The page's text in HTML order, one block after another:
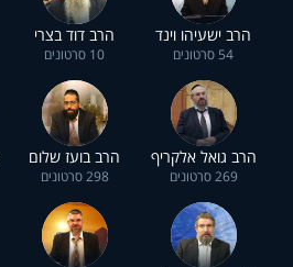
הרב ישעיהו וינד
54 סרטונים
הרב דוד בצרי
10 סרטונים
הרב גואל אלקריף
269 סרטונים
הרב בועז שלום
298 סרטונים